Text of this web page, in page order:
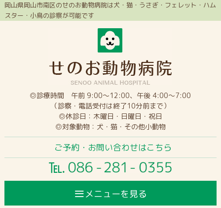
岡山県岡山市南区のせのお動物病院は犬・猫・うさぎ・フェレット・ハム
スター・小鳥の診察が可能です
◎診療時間 午前 9:00～12:00、午後 4:00～7:00
（診察・電話受付は終了10分前まで）
◎休診日：木曜日・日曜日・祝日
◎対象動物：犬・猫・その他小動物
ご予約・お問い合わせはこちら
≡メニューを見る